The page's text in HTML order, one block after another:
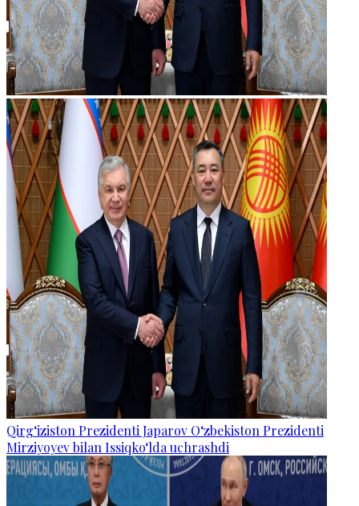
Qirg‘iziston Prezidenti Japarov O‘zbekiston Prezidenti
Mirziyoyev bilan Issiqko‘lda uchrashdi